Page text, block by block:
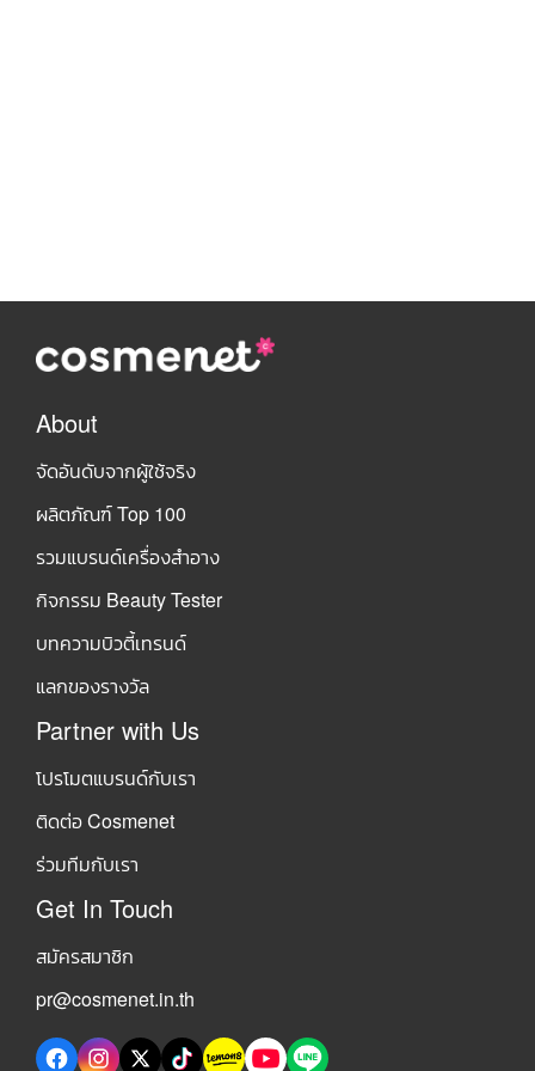
About
จัดอันดับจากผู้ใช้จริง
ผลิตภัณฑ์ Top 100
รวมแบรนด์เครื่องสำอาง
กิจกรรม Beauty Tester
บทความบิวตี้เทรนด์
แลกของรางวัล
Partner with Us
โปรโมตแบรนด์กับเรา
ติดต่อ Cosmenet
ร่วมทีมกับเรา
Get In Touch
สมัครสมาชิก
pr@cosmenet.in.th